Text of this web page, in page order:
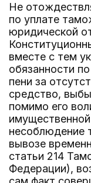
Не
по уплате
юридической
вместе с тем
обязанности
пени за
средство,
помимо его
несоблюдение
вывозе
статьи 214
Федерации),